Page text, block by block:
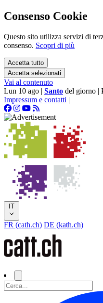
Consenso Cookie
Questo sito utilizza servizi di
consenso. Scopri di più
Accetta tutto
Accetta selezionati
Vai al contenuto
Lun 10 ago | Santo del giorno |
Impressum e contatti |
IT
FR (cath.ch) DE (kath.ch)